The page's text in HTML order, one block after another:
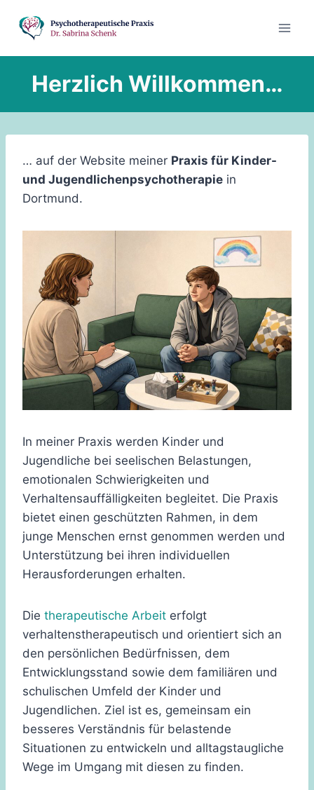
Inhalt
Herzlich Willkommen…
… auf der Website meiner Praxis für Kinder-
und Jugendlichenpsychotherapie in
Dortmund.
In meiner Praxis werden Kinder und
Jugendliche bei seelischen Belastungen,
emotionalen Schwierigkeiten und
Verhaltensauffälligkeiten begleitet. Die Praxis
bietet einen geschützten Rahmen, in dem
junge Menschen ernst genommen werden und
Unterstützung bei ihren individuellen
Herausforderungen erhalten.
Die therapeutische Arbeit erfolgt
verhaltenstherapeutisch und orientiert sich an
den persönlichen Bedürfnissen, dem
Entwicklungsstand sowie dem familiären und
schulischen Umfeld der Kinder und
Jugendlichen. Ziel ist es, gemeinsam ein
besseres Verständnis für belastende
Situationen zu entwickeln und alltagstaugliche
Wege im Umgang mit diesen zu finden.